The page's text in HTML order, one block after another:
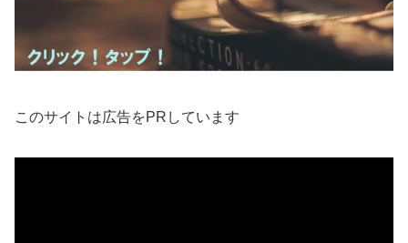
このサイトは広告をPRしています